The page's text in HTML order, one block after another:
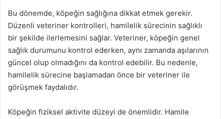
Bu dönemde, köpeğin sağlığına dikkat etmek gerekir.
Düzenli veteriner kontrolleri, hamilelik sürecinin sağlıklı
bir şekilde ilerlemesini sağlar. Veteriner, köpeğin genel
sağlık durumunu kontrol ederken, aynı zamanda aşılarının
güncel olup olmadığını da kontrol edebilir. Bu nedenle,
hamilelik sürecine başlamadan önce bir veteriner ile
görüşmek faydalıdır.
Köpeğin fiziksel aktivite düzeyi de önemlidir. Hamile